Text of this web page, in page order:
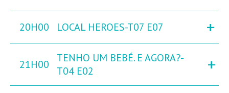
20H00 LOCAL HEROES-T07 E07 +
21H00
TENHO UM BEBÉ. E AGORA?-
T04 E02
+